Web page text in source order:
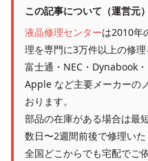
この記事について（運営元）
液晶修理センターは2010年
理を専門に3万件以上の修理
富士通・NEC・Dynabook
Apple など主要メーカーの
おります。
部品の在庫がある場合は最
数日〜2週間前後で修理いた
全国どこからでも宅配でご